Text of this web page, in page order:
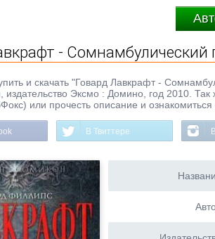
- Сомнамбулический
и скачать "Говард Лавкрафт -
Эксмо : Домино, год 2010.
или прочесть описание и ознакомиться
В Твиттере